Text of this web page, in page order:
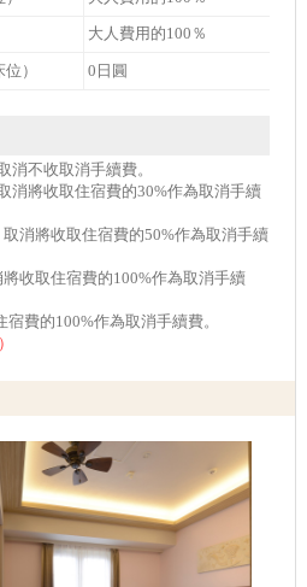
大人費用的100％
） 0日圓
消不收取消手續費。
消將收取住宿費的30%作為取消手續
消將收取住宿費的50%作為取消手續
收取住宿費的100%作為取消手續
費的100%作為取消手續費。